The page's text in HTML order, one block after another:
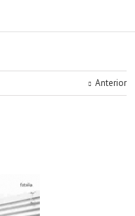
Anterior